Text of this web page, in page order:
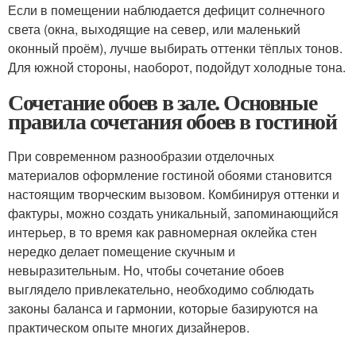
Если в помещении наблюдается дефицит солнечного
света (окна, выходящие на север, или маленький
оконный проём), лучше выбирать оттенки тёплых тонов.
Для южной стороны, наоборот, подойдут холодные тона.
Сочетание обоев в зале. Основные
правила сочетания обоев в гостиной
При современном разнообразии отделочных
материалов оформление гостиной обоями становится
настоящим творческим вызовом. Комбинируя оттенки и
фактуры, можно создать уникальный, запоминающийся
интерьер, в то время как равномерная оклейка стен
нередко делает помещение скучным и
невыразительным. Но, чтобы сочетание обоев
выглядело привлекательно, необходимо соблюдать
законы баланса и гармонии, которые базируются на
практическом опыте многих дизайнеров.